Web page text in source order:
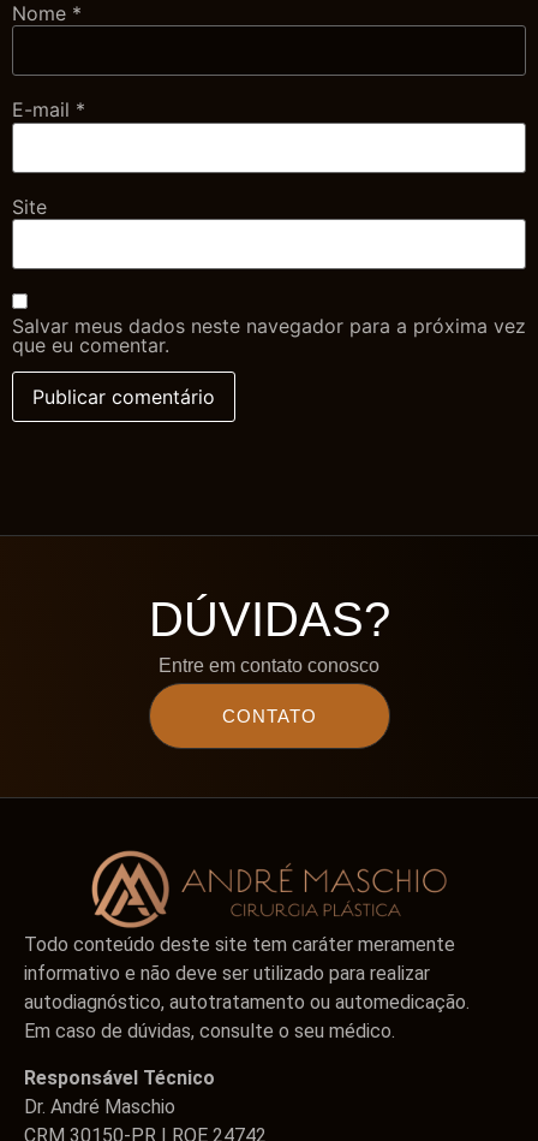
Nome *
E-mail *
Site
Salvar meus dados neste navegador para a próxima vez
que eu comentar.
DÚVIDAS?
Entre em contato conosco
CONTATO
Todo conteúdo deste site tem caráter meramente
informativo e não deve ser utilizado para realizar
autodiagnóstico, autotratamento ou automedicação.
Em caso de dúvidas, consulte o seu médico.
Responsável Técnico
Dr. André Maschio
CRM 30150-PR | RQE 24742